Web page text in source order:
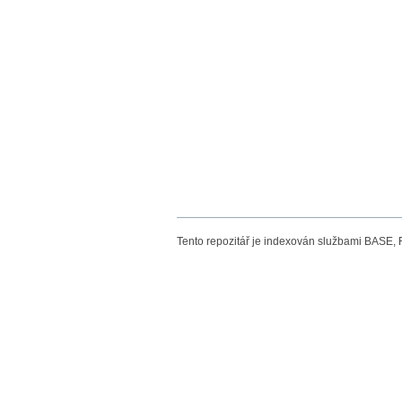
Tento repozitář je indexován službami BASE,